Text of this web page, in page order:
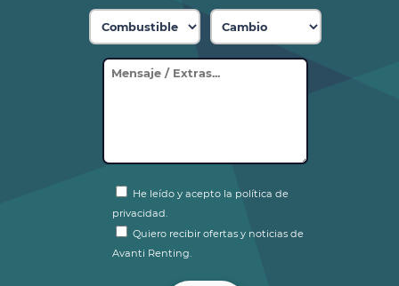
He leído y acepto la política de
privacidad.
Quiero recibir ofertas y noticias de
Avanti Renting.